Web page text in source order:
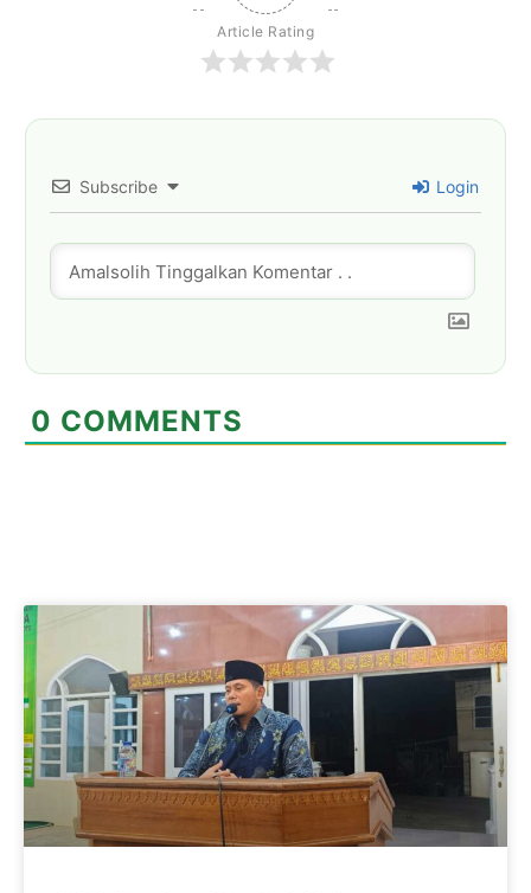
Article Rating
Subscribe Login
0 COMMENTS